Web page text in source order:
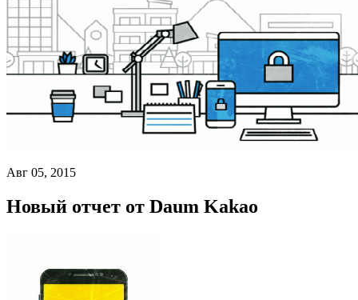
Авг 05, 2015
Новый отчет от Daum Kakao